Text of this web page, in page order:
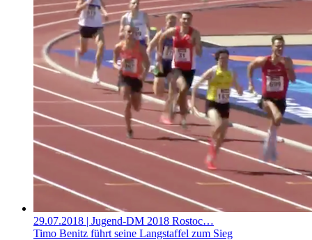
29.07.2018 | Jugend-DM 2018 Rostoc…
Timo Benitz führt seine Langstaffel zum Sieg